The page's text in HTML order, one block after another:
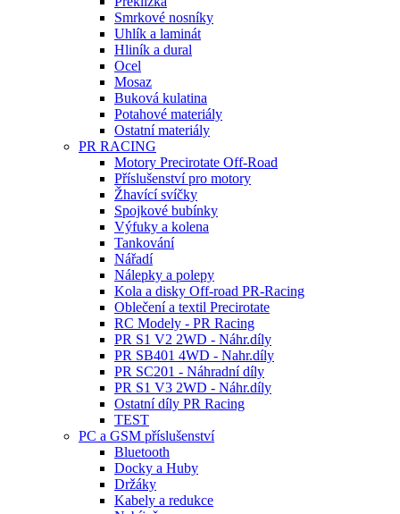
Smrkové nosníky
Uhlík a laminát
Hliník a dural
Ocel
Mosaz
Buková kulatina
Potahové materiály
Ostatní materiály
PR RACING
Motory Precirotate Off-Road
Příslušenství pro motory
Žhavící svíčky
Spojkové bubínky
Výfuky a kolena
Tankování
Nářadí
Nálepky a polepy
Kola a disky Off-road PR-Racing
Oblečení a textil Precirotate
RC Modely - PR Racing
PR S1 V2 2WD - Náhr.díly
PR SB401 4WD - Nahr.díly
PR SC201 - Náhradní díly
PR S1 V3 2WD - Náhr.díly
Ostatní díly PR Racing
TEST
PC a GSM příslušenství
Bluetooth
Docky a Huby
Držáky
Kabely a redukce